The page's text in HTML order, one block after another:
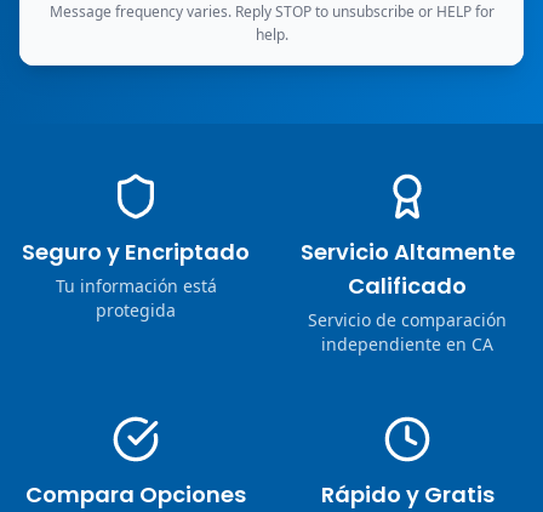
Message frequency varies. Reply STOP to unsubscribe or HELP for
help.
Seguro y Encriptado
Tu información está
protegida
Servicio Altamente
Calificado
Servicio de comparación
independiente en CA
Compara Opciones
Rápido y Gratis